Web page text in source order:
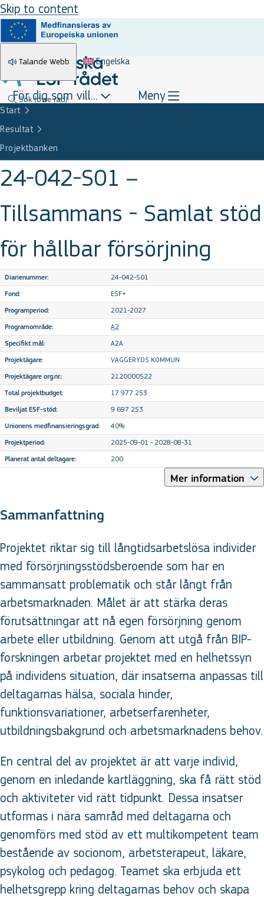
Skip to content
Talande Webb Engelska
Sök(övre rad)
För dig som vill... Meny
Start
Resultat
Projektbanken
24-042-S01 –
Tillsammans - Samlat stöd
för hållbar försörjning
Diarienummer: 24-042-S01
Fond: ESF+
Programperiod: 2021-2027
Programområde: A2
Specifikt mål: A2A
Projektägare: VAGGERYDS KOMMUN
Projektägare org.nr.: 2120000522
Total projektbudget: 17 977 253
Beviljat ESF-stöd: 9 697 253
Unionens medfinansieringsgrad: 40%
Projektperiod: 2025-09-01 - 2028-08-31
Planerat antal deltagare: 200
Mer information
Sammanfattning
Projektet riktar sig till långtidsarbetslösa individer
med försörjningsstödsberoende som har en
sammansatt problematik och står långt från
arbetsmarknaden. Målet är att stärka deras
förutsättningar att nå egen försörjning genom
arbete eller utbildning. Genom att utgå från BIP-
forskningen arbetar projektet med en helhetssyn
på individens situation, där insatserna anpassas till
deltagarnas hälsa, sociala hinder,
funktionsvariationer, arbetserfarenheter,
utbildningsbakgrund och arbetsmarknadens behov.
En central del av projektet är att varje individ,
genom en inledande kartläggning, ska få rätt stöd
och aktiviteter vid rätt tidpunkt. Dessa insatser
utformas i nära samråd med deltagarna och
genomförs med stöd av ett multikompetent team
bestående av socionom, arbetsterapeut, läkare,
psykolog och pedagog. Teamet ska erbjuda ett
helhetsgrepp kring deltagarnas behov och skapa